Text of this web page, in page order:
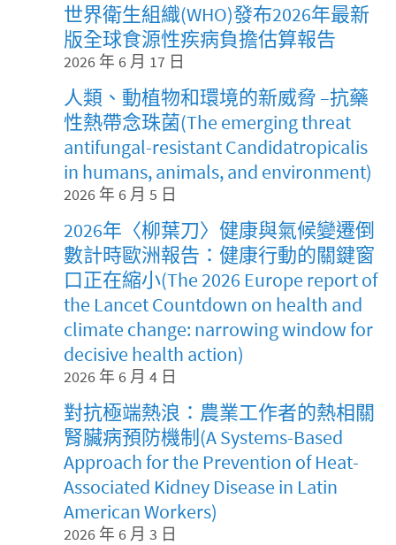
世界衛生組織(WHO)發布2026年最新
版全球食源性疾病負擔估算報告
2026 年 6 月 17 日
人類、動植物和環境的新威脅 –抗藥
性熱帶念珠菌(The emerging threat
antifungal-resistant Candidatropicalis
in humans, animals, and environment)
2026 年 6 月 5 日
2026年〈柳葉刀〉健康與氣候變遷倒
數計時歐洲報告：健康行動的關鍵窗
口正在縮小(The 2026 Europe report of
the Lancet Countdown on health and
climate change: narrowing window for
decisive health action)
2026 年 6 月 4 日
對抗極端熱浪：農業工作者的熱相關
腎臟病預防機制(A Systems-Based
Approach for the Prevention of Heat-
Associated Kidney Disease in Latin
American Workers)
2026 年 6 月 3 日